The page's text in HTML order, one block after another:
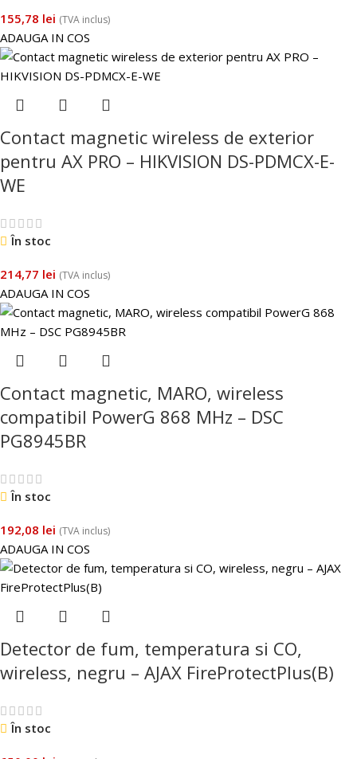
155,78 lei (TVA inclus)
ADAUGA IN COS
Contact magnetic wireless de exterior
pentru AX PRO – HIKVISION DS-PDMCX-E-
WE
În stoc
214,77 lei (TVA inclus)
ADAUGA IN COS
Contact magnetic, MARO, wireless
compatibil PowerG 868 MHz – DSC
PG8945BR
În stoc
192,08 lei (TVA inclus)
ADAUGA IN COS
Detector de fum, temperatura si CO,
wireless, negru – AJAX FireProtectPlus(B)
În stoc